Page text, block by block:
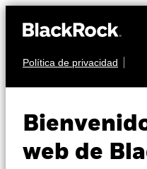
Política de privacidad
web de
Perspectivas
Driven